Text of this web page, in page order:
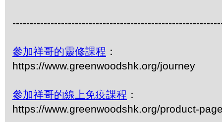
參加祥哥的靈修課程 ：
https://www.greenwoodshk.org/journey
參加祥哥的線上免疫課程 ：
https://www.greenwoodshk.org/product-